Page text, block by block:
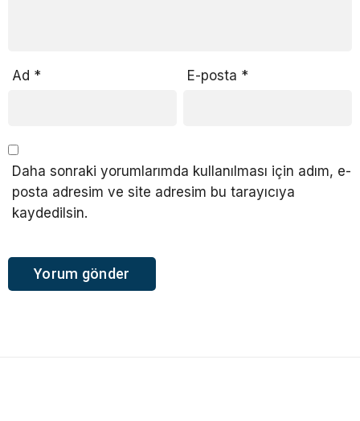
Ad * E-posta *
Daha sonraki yorumlarımda kullanılması için adım, e-
posta adresim ve site adresim bu tarayıcıya
kaydedilsin.